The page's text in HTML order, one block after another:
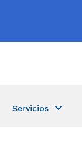
Servicios